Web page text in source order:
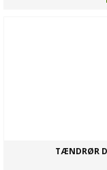
TÆNDRØR